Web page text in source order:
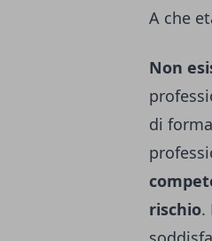
A che
Non
di
rischio.